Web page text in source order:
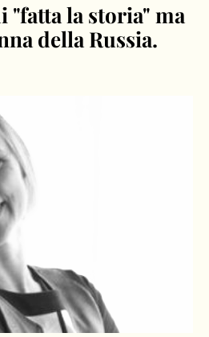
"fatta la storia" ma
della Russia.